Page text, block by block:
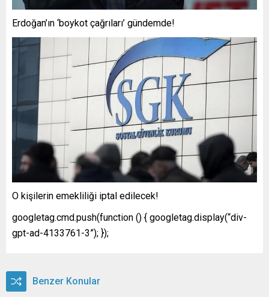
Erdoğan’ın ‘boykot çağrıları’ gündemde!
O kişilerin emekliliği iptal edilecek!
googletag.cmd.push(function () { googletag.display(“div-
gpt-ad-4133761-3”); });
Benzer Konular